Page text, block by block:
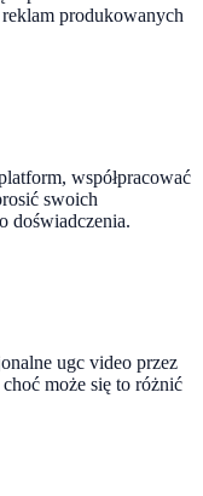
produkowanych
współpracować
swoich
doświadczenia.
ugc video przez
może się to różnić